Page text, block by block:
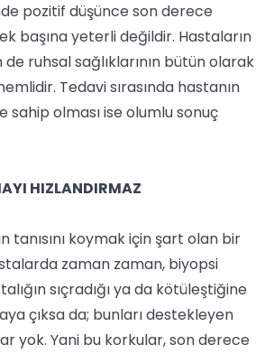
pozitif düşünce son derece
başına yeterli değildir. Hastaların
ruhsal sağlıklarının bütün olarak
Tedavi sırasında hastanın
sahip olması ise olumlu sonuç
HIZLANDIRMAZ
tanısını koymak için şart olan bir
zaman zaman, biyopsi
sıçradığı ya da kötüleştiğine
çıksa da; bunları destekleyen
yok. Yani bu korkular, son derece